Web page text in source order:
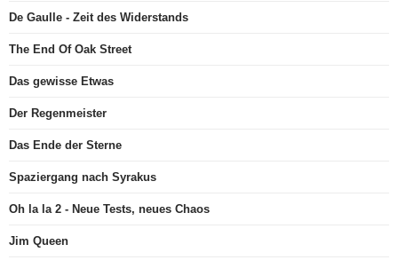
De Gaulle - Zeit des Widerstands
The End Of Oak Street
Das gewisse Etwas
Der Regenmeister
Das Ende der Sterne
Spaziergang nach Syrakus
Oh la la 2 - Neue Tests, neues Chaos
Jim Queen